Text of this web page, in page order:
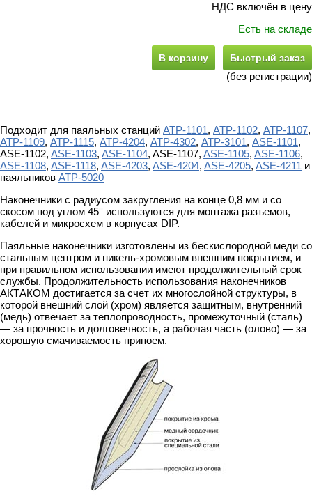
НДС включён в цену
Есть на складе
В корзину Быстрый заказ
(без регистрации)
Подходит для паяльных станций АТР-1101, АТР-1102, АТР-1107,
АТР-1109, АТР-1115, АТР-4204, АТР-4302, АТР-3101, ASE-1101,
ASE-1102, ASE-1103, ASE-1104, ASE-1107, ASE-1105, ASE-1106,
ASE-1108, ASE-1118, ASE-4203, ASE-4204, ASE-4205, ASE-4211 и
паяльников АТР-5020
Наконечники с радиусом закругления на конце 0,8 мм и со
скосом под углом 45° используются для монтажа разъемов,
кабелей и микросхем в корпусах DIP.
Паяльные наконечники изготовлены из бескислородной меди со
стальным центром и никель-хромовым внешним покрытием, и
при правильном использовании имеют продолжительный срок
службы. Продолжительность использования наконечников
АКТАКОМ достигается за счет их многослойной структуры, в
которой внешний слой (хром) является защитным, внутренний
(медь) отвечает за теплопроводность, промежуточный (сталь)
— за прочность и долговечность, а рабочая часть (олово) — за
хорошую смачиваемость припоем.